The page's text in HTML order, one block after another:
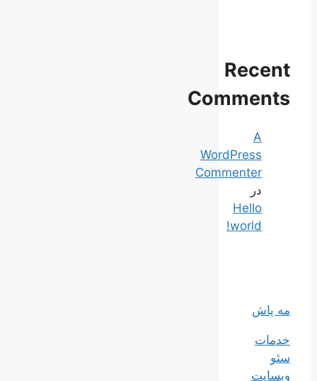
Recent
Comments
A
WordPress
Commenter
در
Hello
world!
مه پاش
خدمات
سئو
وبسایت